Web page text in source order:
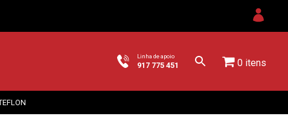
Linha de apoio
917 775 451 0 itens